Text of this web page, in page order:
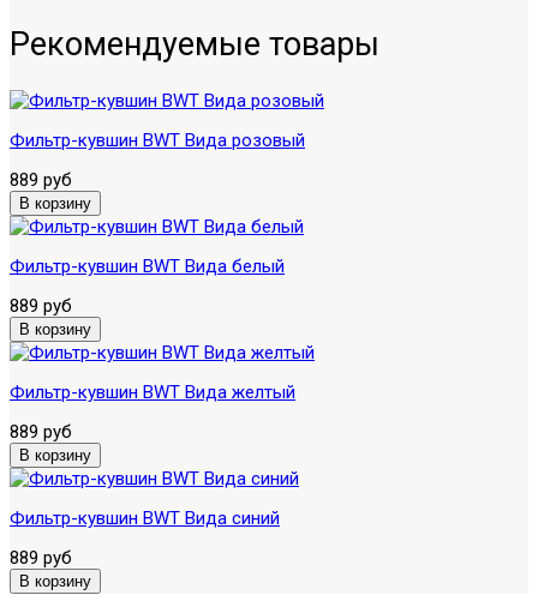
Рекомендуемые товары
Фильтр-кувшин BWT Вида розовый
889 руб
Фильтр-кувшин BWT Вида белый
889 руб
Фильтр-кувшин BWT Вида желтый
889 руб
Фильтр-кувшин BWT Вида синий
889 руб